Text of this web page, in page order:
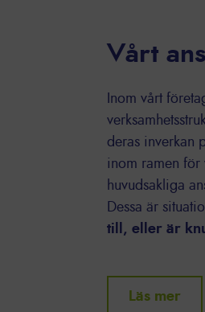
Vårt
Inom vårt
deras inverkan
inom ramen för
huvudsakliga
Dessa är
till, eller är
Läs mer